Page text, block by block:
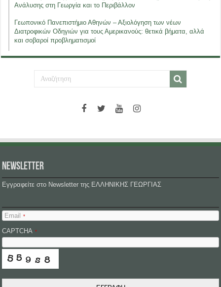
Ανάλυσης στη Γεωργία και το Περιβάλλον
Γεωπονικό Πανεπιστήμιο Αθηνών – Αξιολόγηση των νέων
Διατροφικών Οδηγιών για τους Αμερικανούς: θετικά βήματα, αλλά
και σοβαροί προβληματισμοί
NEWSLETTER
Εγγραφείτε στο Newsletter της ΕΛΛΗΝΙΚΗΣ ΓΕΩΡΓΙΑΣ
Email *
CAPTCHA *